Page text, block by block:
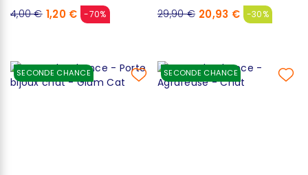
4,00 € 1,20 € -70% 29,90 € 20,93 € -30%
SECONDE CHANCE SECONDE CHANCE